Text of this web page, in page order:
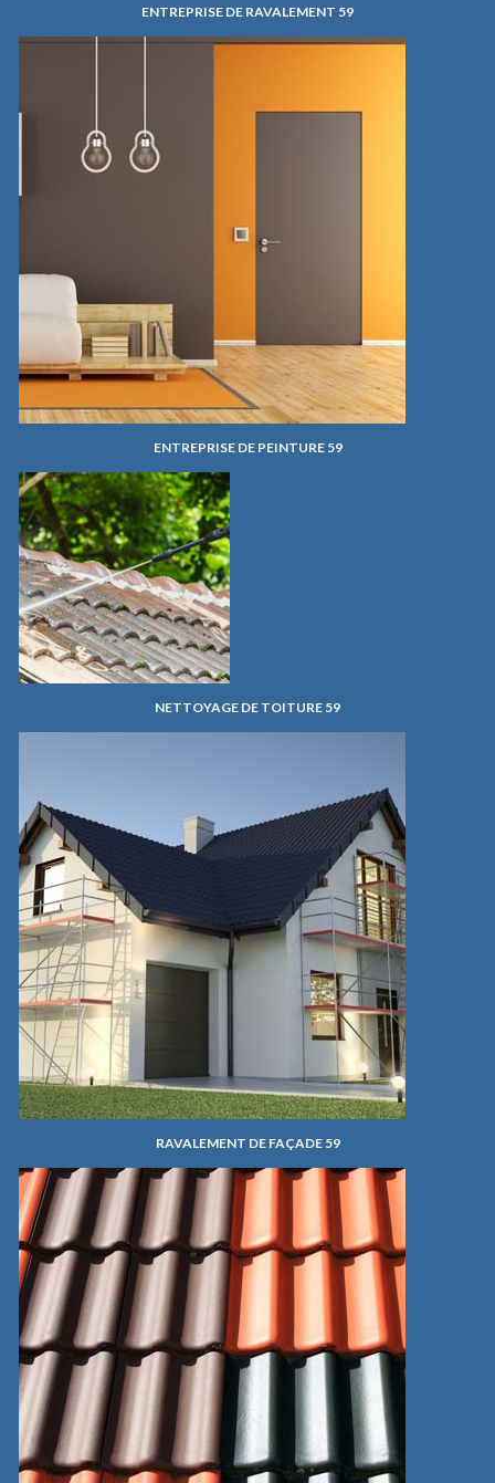
ENTREPRISE DE RAVALEMENT 59
ENTREPRISE DE PEINTURE 59
NETTOYAGE DE TOITURE 59
RAVALEMENT DE FAÇADE 59